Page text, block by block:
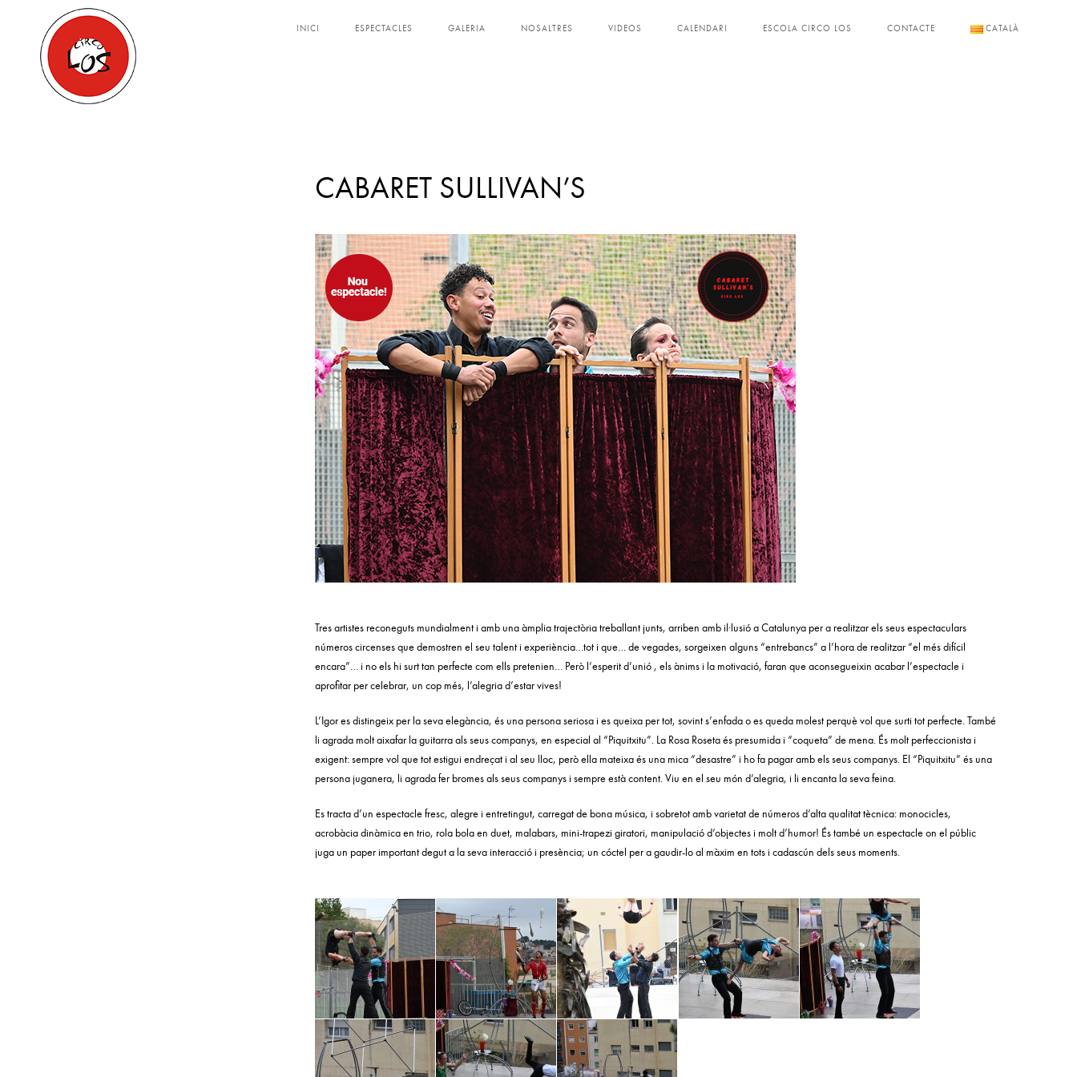
INICI ESPECTACLES GALERIA NOSALTRES VIDEOS CALENDARI ESCOLA CIRCO LOS CONTACTE CATALÀ
CABARET SULLIVAN’S
Tres artistes reconeguts mundialment i amb una àmplia trajectòria treballant junts, arriben amb il·lusió a Catalunya per a realitzar els seus espectaculars
números circenses que demostren el seu talent i experiència…tot i que… de vegades, sorgeixen alguns “entrebancs” a l’hora de realitzar “el més difícil
encara”… i no els hi surt tan perfecte com ells pretenien… Però l’esperit d’unió , els ànims i la motivació, faran que aconsegueixin acabar l’espectacle i
aprofitar per celebrar, un cop més, l’alegria d’estar vives!
L’Igor es distingeix per la seva elegància, és una persona seriosa i es queixa per tot, sovint s’enfada o es queda molest perquè vol que surti tot perfecte. També
li agrada molt aixafar la guitarra als seus companys, en especial al “Piquitxitu”. La Rosa Roseta és presumida i “coqueta” de mena. És molt perfeccionista i
exigent: sempre vol que tot estigui endreçat i al seu lloc, però ella mateixa és una mica “desastre” i ho fa pagar amb els seus companys. El “Piquitxitu” és una
persona juganera, li agrada fer bromes als seus companys i sempre està content. Viu en el seu món d’alegria, i li encanta la seva feina.
Es tracta d’un espectacle fresc, alegre i entretingut, carregat de bona música, i sobretot amb varietat de números d’alta qualitat tècnica: monocicles,
acrobàcia dinàmica en trio, rola bola en duet, malabars, mini-trapezi giratori, manipulació d’objectes i molt d’humor! És també un espectacle on el públic
juga un paper important degut a la seva interacció i presència; un cóctel per a gaudir-lo al màxim en tots i cadascún dels seus moments.